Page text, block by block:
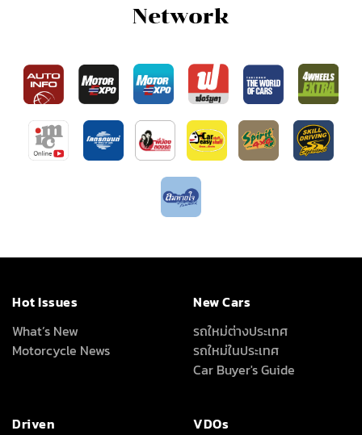
Network
Hot Issues
What’s New
Motorcycle News
New Cars
รถใหม่ต่างประเทศ
รถใหม่ในประเทศ
Car Buyer's Guide
Driven
VDOs